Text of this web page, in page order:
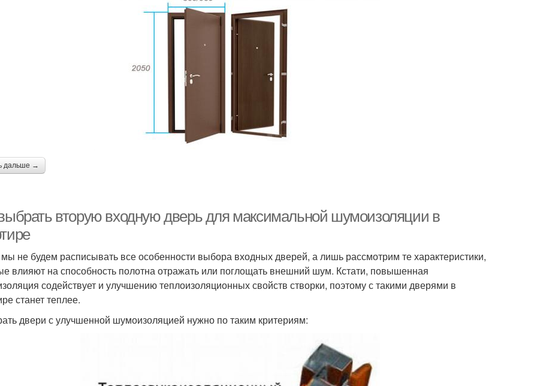
дальше →
вторую входную дверь для максимальной шумоизоляции в
не будем расписывать все особенности выбора входных дверей, а лишь рассмотрим те характеристики,
влияют на способность полотна отражать или поглощать внешний шум. Кстати, повышенная
содействует и улучшению теплоизоляционных свойств створки, поэтому с такими дверями в
станет теплее.
двери с улучшенной шумоизоляцией нужно по таким критериям: